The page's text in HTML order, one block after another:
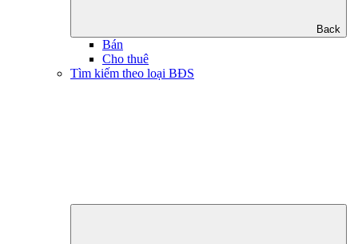
Back
Bán
Cho thuê
Tìm kiếm theo loại BĐS